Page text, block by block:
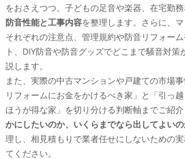
をおさえつつ、子どもの足音や楽器、在宅勤
防音性能と工事内容を整理します。さらに、
それぞれの注意点、管理規約や防音リフォー
ト、DIY防音や防音グッズでどこまで騒音対
説します。
また、実際の中古マンションや戸建ての市場
リフォームにお金をかけるべき家」と「引っ
ほうが得な家」を切り分ける判断軸までご紹介
かにしたいのか、いくらまでなら出してよい
理し、相見積もりで業者任せにしないための
てください。